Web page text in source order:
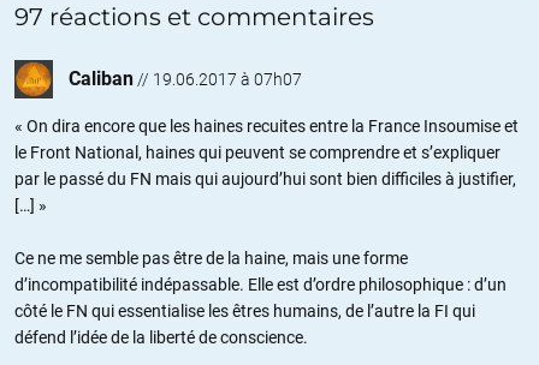
97 réactions et commentaires
Caliban // 19.06.2017 à 07h07
« On dira encore que les haines recuites entre la France Insoumise et
le Front National, haines qui peuvent se comprendre et s’expliquer
par le passé du FN mais qui aujourd’hui sont bien difficiles à justifier,
[…] »
Ce ne me semble pas être de la haine, mais une forme
d’incompatibilité indépassable. Elle est d’ordre philosophique : d’un
côté le FN qui essentialise les êtres humains, de l’autre la FI qui
défend l’idée de la liberté de conscience.